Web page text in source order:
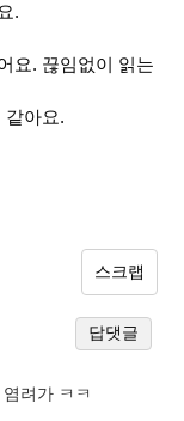
.
요. 끊임없이 읽는
같아요.
스크랩
답댓글
려가 ㅋㅋ